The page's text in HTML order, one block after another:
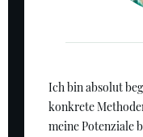
Ich bin absolut
konkrete
meine Potenziale